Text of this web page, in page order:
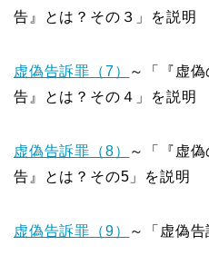
告』とは？その３」を説明
虚偽告訴罪（7）
～「『虚
告』とは？その４」を説明
虚偽告訴罪（8）
～「『虚
告』とは？その5」を説明
虚偽告訴罪（9） ～「虚偽